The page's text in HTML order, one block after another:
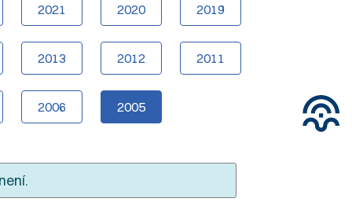
2021 2020 2019
2013 2012 2011
2006 2005